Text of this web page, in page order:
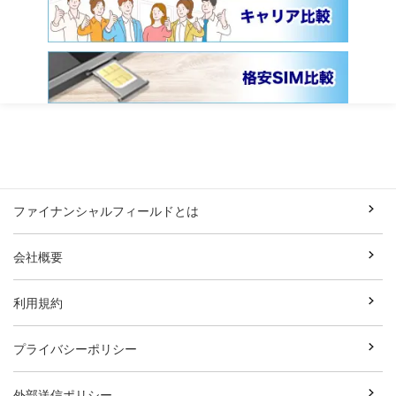
ファイナンシャルフィールドとは
会社概要
利用規約
プライバシーポリシー